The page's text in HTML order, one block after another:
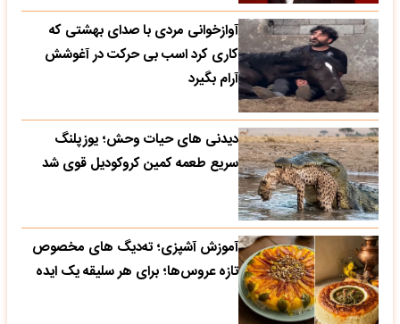
آوازخوانی مردی با صدای بهشتی که
کاری کرد اسب بی حرکت در آغوشش
آرام بگیرد
دیدنی های حیات وحش؛ یوزپلنگ
سریع طعمه کمین کروکودیل قوی شد
آموزش آشپزی؛ ته‌دیگ‌ های مخصوص
تازه‌ عروس‌ها؛ برای هر سلیقه یک ایده